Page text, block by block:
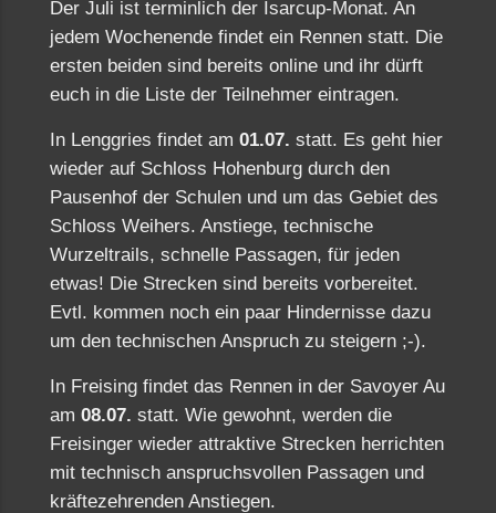
Der Juli ist terminlich der Isarcup-Monat. An
jedem Wochenende findet ein Rennen statt. Die
ersten beiden sind bereits online und ihr dürft
euch in die Liste der Teilnehmer eintragen.
In Lenggries findet am 01.07. statt. Es geht hier
wieder auf Schloss Hohenburg durch den
Pausenhof der Schulen und um das Gebiet des
Schloss Weihers. Anstiege, technische
Wurzeltrails, schnelle Passagen, für jeden
etwas! Die Strecken sind bereits vorbereitet.
Evtl. kommen noch ein paar Hindernisse dazu
um den technischen Anspruch zu steigern ;-).
In Freising findet das Rennen in der Savoyer Au
am 08.07. statt. Wie gewohnt, werden die
Freisinger wieder attraktive Strecken herrichten
mit technisch anspruchsvollen Passagen und
kräftezehrenden Anstiegen.